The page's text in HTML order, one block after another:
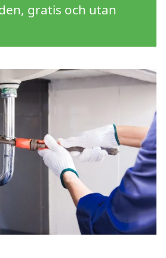
gratis och utan